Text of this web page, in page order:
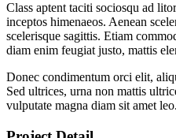
Class aptent taciti sociosqu ad
inceptos himenaeos. Aenean
scelerisque sagittis. Etiam
diam enim feugiat justo, mattis
Donec condimentum orci elit,
Sed ultrices, urna non mattis
vulputate magna diam sit amet